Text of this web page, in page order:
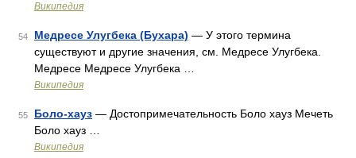
Википедия
54 Медресе Улугбека (Бухара) — У этого термина
существуют и другие значения, см. Медресе Улугбека.
Медресе Медресе Улугбека …
Википедия
55 Боло-хауз — Достопримечательность Боло хауз Мечеть
Боло хауз …
Википедия